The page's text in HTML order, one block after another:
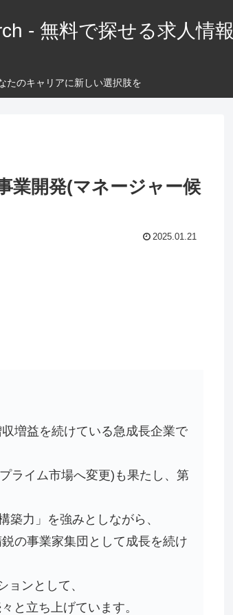
- 無料で探せる求人情報
たのキャリアに新しい選択肢を
業開発(マネージャー候
2025.01.21
増益を続けている急成長企業で
ライム市場へ変更)も果たし、第
築力」を強みとしながら、
の事業家集団として成長を続け
ョンとして、
と立ち上げています。